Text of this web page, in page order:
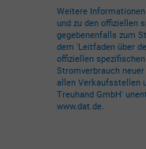
Weitere
und zu den offiziellen
gegebenenfalls zum
dem 'Leitfaden über
offiziellen
Stromverbrauch
allen Verkaufsstellen
Treuhand GmbH'
www.dat.de.